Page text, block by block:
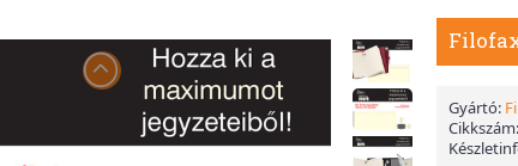
Gyártó:
Cikkszám: